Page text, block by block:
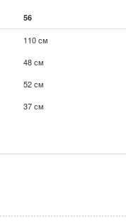
56
110 см
48 см
52 см
37 см